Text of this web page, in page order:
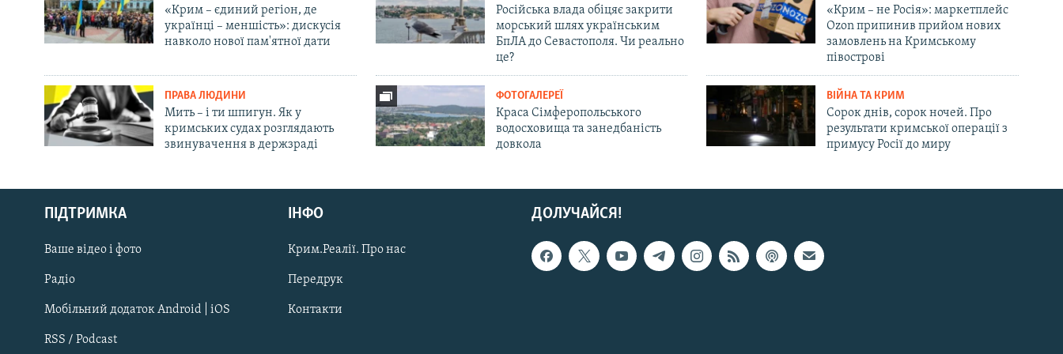
Русский
Qırımtatar
ДОЛУЧАЙСЯ!
«Крим – єдиний регіон, де
українці – меншість»: дискусія
навколо нової пам'ятної дати
Російська влада обіцяє закрити
морський шлях українським
БпЛА до Севастополя. Чи реально
це?
«Крим – не Росія»: маркетплейс
Ozon припинив прийом нових
замовлень на Кримському
півострові
ПРАВА ЛЮДИНИ
Мить – і ти шпигун. Як у
кримських судах розглядають
звинувачення в держзраді
ФОТОГАЛЕРЕЇ
Краса Сімферопольського
водосховища та занедбаність
довкола
ВІЙНА ТА КРИМ
Сорок днів, сорок ночей. Про
результати кримської операції з
примусу Росії до миру
ДОЛУЧАЙСЯ!
ПІДТРИМКА
Ваше відео і фото
Радіо
Мобільний додаток Android | iOS
RSS / Podcast
ІНФО
Крим.Реалії. Про нас
Передрук
Контакти